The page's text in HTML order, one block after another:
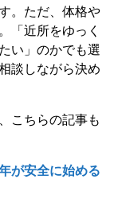
。ただ、体格や
「近所をゆっく
い」のかでも選
談しながら決め
こちらの記事も
が安全に始める